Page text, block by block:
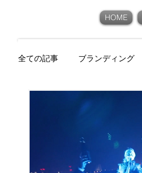
HOME
全ての記事 ブランディング